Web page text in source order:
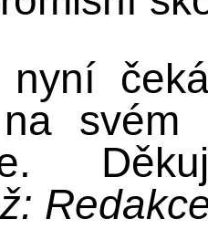
nyní
svém